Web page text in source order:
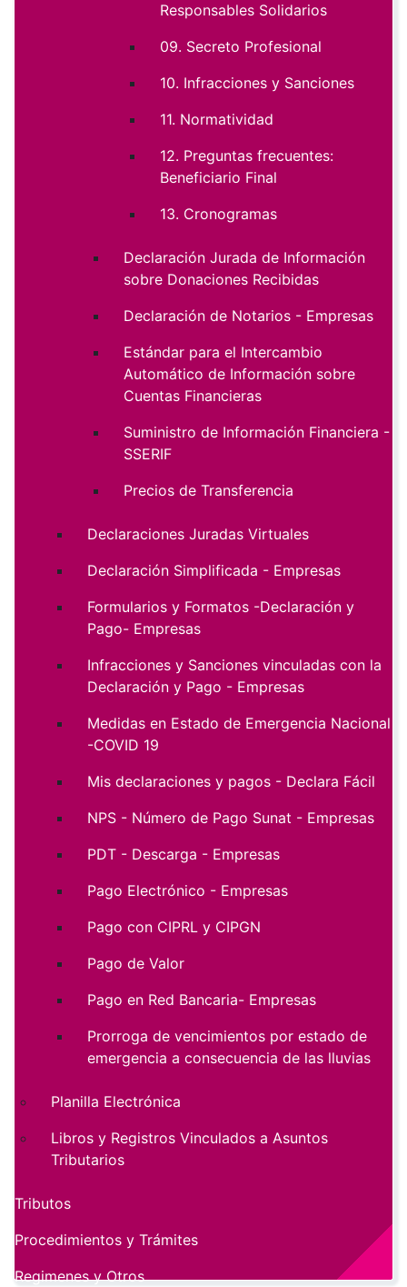
Responsables Solidarios
09. Secreto Profesional
10. Infracciones y Sanciones
11. Normatividad
12. Preguntas frecuentes:
Beneficiario Final
13. Cronogramas
Declaración Jurada de Información
sobre Donaciones Recibidas
Declaración de Notarios - Empresas
Estándar para el Intercambio
Automático de Información sobre
Cuentas Financieras
Suministro de Información Financiera -
SSERIF
Precios de Transferencia
Declaraciones Juradas Virtuales
Declaración Simplificada - Empresas
Formularios y Formatos -Declaración y
Pago- Empresas
Infracciones y Sanciones vinculadas con la
Declaración y Pago - Empresas
Medidas en Estado de Emergencia Nacional
-COVID 19
Mis declaraciones y pagos - Declara Fácil
NPS - Número de Pago Sunat - Empresas
PDT - Descarga - Empresas
Pago Electrónico - Empresas
Pago con CIPRL y CIPGN
Pago de Valor
Pago en Red Bancaria- Empresas
Prorroga de vencimientos por estado de
emergencia a consecuencia de las lluvias
Planilla Electrónica
Libros y Registros Vinculados a Asuntos
Tributarios
Tributos
Procedimientos y Trámites
Regimenes y Otros